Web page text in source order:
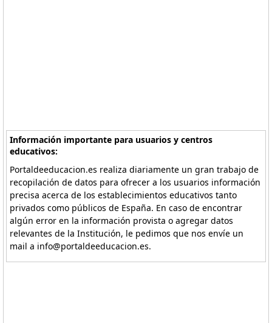
Información importante para usuarios y centros
educativos:
Portaldeeducacion.es realiza diariamente un gran trabajo de
recopilación de datos para ofrecer a los usuarios información
precisa acerca de los establecimientos educativos tanto
privados como públicos de España. En caso de encontrar
algún error en la información provista o agregar datos
relevantes de la Institución, le pedimos que nos envíe un
mail a info@portaldeeducacion.es.